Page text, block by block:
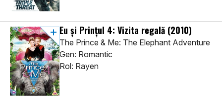
Eu și Prințul 4: Vizita regală (2010)
The Prince & Me: The Elephant Adventure
Gen: Romantic
Rol: Rayen